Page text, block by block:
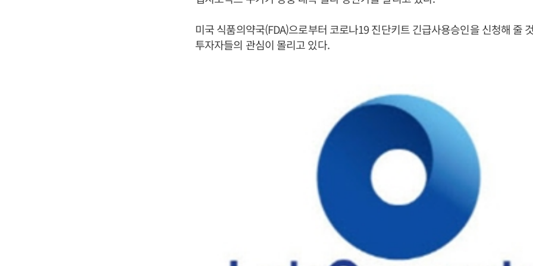
미국 식품의약국(FDA)으로부터 코로나19 진단키트 긴급사용승인을 신청해 줄
투자자들의 관심이 몰리고 있다.